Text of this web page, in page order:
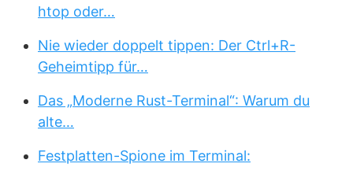
htop oder…
Nie wieder doppelt tippen: Der Ctrl+R-
Geheimtipp für…
Das „Moderne Rust-Terminal“: Warum du
alte…
Festplatten-Spione im Terminal: